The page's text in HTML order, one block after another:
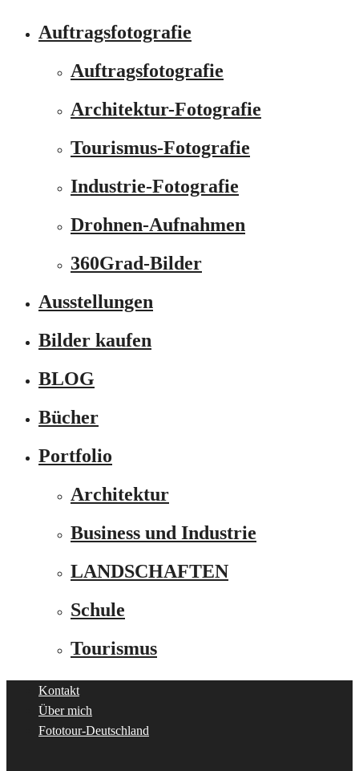
Auftragsfotografie
Auftragsfotografie
Architektur-Fotografie
Tourismus-Fotografie
Industrie-Fotografie
Drohnen-Aufnahmen
360Grad-Bilder
Ausstellungen
Bilder kaufen
BLOG
Bücher
Portfolio
Architektur
Business und Industrie
LANDSCHAFTEN
Schule
Tourismus
Kontakt
Über mich
Fototour-Deutschland